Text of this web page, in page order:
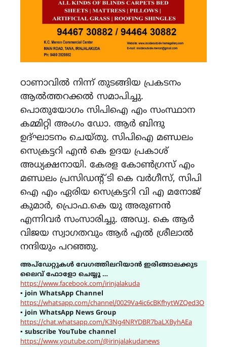
ഠാണാവിൽ നിന്ന് തുടങ്ങിയ പ്രകടനം
ആൽത്തറക്കൽ സമാപിച്ചു.
പൊതുയോഗം സിപിഐ എം സംസ്ഥാന
കമ്മിറ്റി അംഗം ഡോ. ആർ ബിന്ദു
ഉദ്ഘാടനം ചെയ്തു. സിപിഐ മണ്ഡലം
സെക്രട്ടറി എൻ കെ ഉദയ പ്രകാശ്
അധ്യക്ഷനായി. കേരള കോൺഗ്രസ് എം
മണ്ഡലം പ്രസിഡൻ്റ് ടി കെ വർഗീസ്, സിപി
ഐ എം ഏരിയ സെക്രട്ടറി വി എ മനോജ്
കുമാർ, പ്രൊഫ.കെ യു അരുണൻ
എന്നിവർ സംസാരിച്ചു. അഡ്വ. കെ ആർ
വിജയ സ്വാഗതവും ആർ എൽ ശ്രീലാൽ
നന്ദിയും പറഞ്ഞു.
അപ്ഡേറ്റുകൾ വേഗത്തിലറിയാൻ ഇരിങ്ങാലക്കുട
ലൈവ് ഫോളോ ചെയ്യൂ …
https://www.facebook.com/irinjalakuda
▪ join WhatsApp Channel
https://whatsapp.com/channel/0029Va4ic6cBKfhytWZQed3O
▪ join WhatsApp News Group
https://chat.whatsapp.com/K3Ng4NRYDBR7baLXByhAEa
▪ subscribe YouTube channel
https://www.youtube.com/@irinjalakudanews